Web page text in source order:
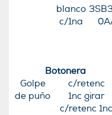
blanco
c/1na
Botonera
Golpe
de puño
c/retenc
1nc girar
c/retenc 1nc